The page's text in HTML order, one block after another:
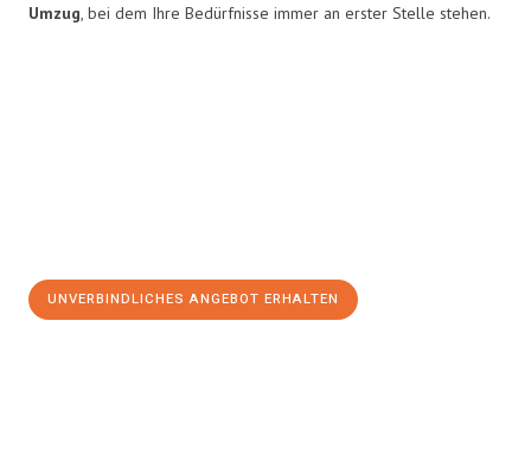
Umzug, bei dem Ihre Bedürfnisse immer an erster Stelle stehen.
UNVERBINDLICHES ANGEBOT ERHALTEN